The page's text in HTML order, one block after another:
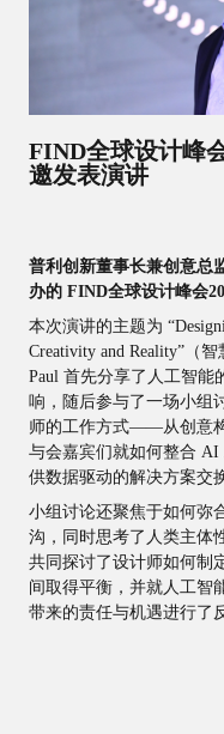
FIND全球设计峰
邀发表演讲
普利创新董事长兼创意总
办的 FIND全球设计峰会
本次演讲的主题为
Creativity and Reality”（
Paul 首先分享了人工智能
响，随后参与了一场小组
师的工作方式——从创意
与会嘉宾们就如何整合
供数据驱动的解决方案交
小组讨论还聚焦于如何弥
沟，同时思考了人类主体
共同探讨了设计师如何制
间取得平衡，并就人工智
带来的责任与机遇进行了